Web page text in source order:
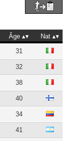
Âge
Nat
31
32
38
40
34
41